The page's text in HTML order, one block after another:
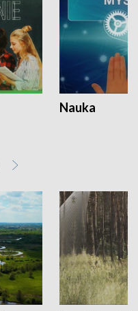
Nauka